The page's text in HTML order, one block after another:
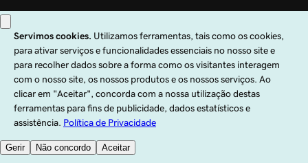
Copyright © 1999 – 2026 GoDaddy Operating Company, LLC. Todos os direitos
reservados. A marca nominativa GoDaddy é uma marca comercial registada da
GoDaddy Operating Company, LLC nos EUA e noutros países. O logótipo "GO"
é uma marca comercial registada da GoDaddy.com, LLC nos EUA.
A utilização deste site está sujeita às condições de utilização expressas. Ao
utilizar este site, confirma que aceita vincular-se às presentes
Serviço Universais